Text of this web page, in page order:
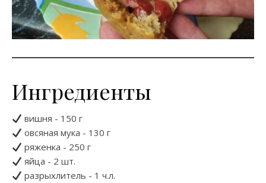
Ингредиенты
вишня - 150 г
овсяная мука - 130 г
ряженка - 250 г
яйца - 2 шт.
разрыхлитель - 1 ч.л.